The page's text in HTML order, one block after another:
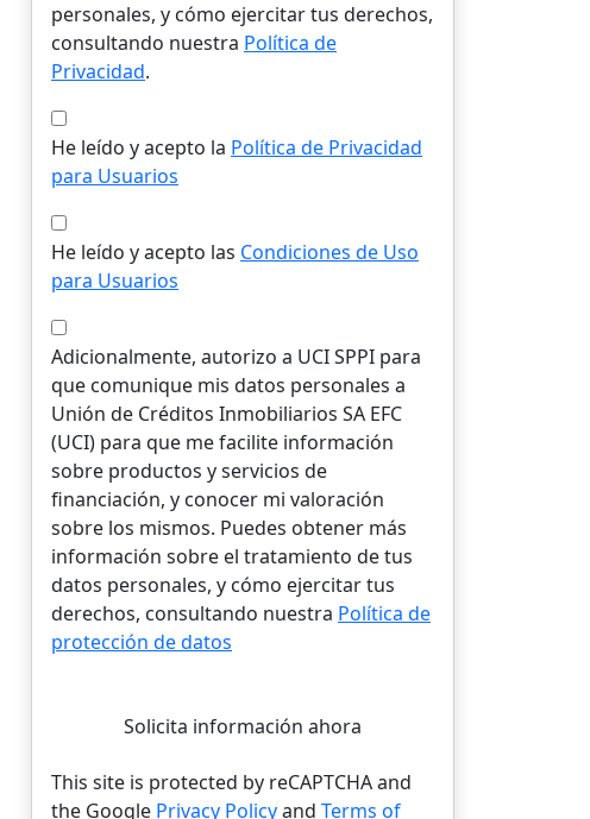
personales, y cómo ejercitar tus derechos,
consultando nuestra Política de
Privacidad.
He leído y acepto la Política de Privacidad
para Usuarios
He leído y acepto las Condiciones de Uso
para Usuarios
Adicionalmente, autorizo a UCI SPPI para
que comunique mis datos personales a
Unión de Créditos Inmobiliarios SA EFC
(UCI) para que me facilite información
sobre productos y servicios de
financiación, y conocer mi valoración
sobre los mismos. Puedes obtener más
información sobre el tratamiento de tus
datos personales, y cómo ejercitar tus
derechos, consultando nuestra Política de
protección de datos
Solicita información ahora
This site is protected by reCAPTCHA and
the Google Privacy Policyand Terms of